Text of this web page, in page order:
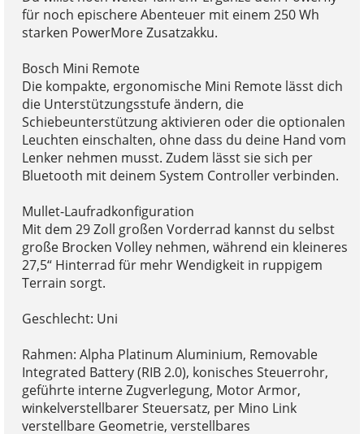
für noch epischere Abenteuer mit einem 250 Wh
starken PowerMore Zusatzakku.
Bosch Mini Remote
Die kompakte, ergonomische Mini Remote lässt dich
die Unterstützungsstufe ändern, die
Schiebeunterstützung aktivieren oder die optionalen
Leuchten einschalten, ohne dass du deine Hand vom
Lenker nehmen musst. Zudem lässt sie sich per
Bluetooth mit deinem System Controller verbinden.
Mullet-Laufradkonfiguration
Mit dem 29 Zoll großen Vorderrad kannst du selbst
große Brocken Volley nehmen, während ein kleineres
27,5“ Hinterrad für mehr Wendigkeit in ruppigem
Terrain sorgt.
Geschlecht: Uni
Rahmen: Alpha Platinum Aluminium, Removable
Integrated Battery (RIB 2.0), konisches Steuerrohr,
geführte interne Zugverlegung, Motor Armor,
winkelverstellbarer Steuersatz, per Mino Link
verstellbare Geometrie, verstellbares